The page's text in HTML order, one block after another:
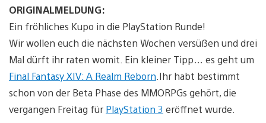
ORIGINALMELDUNG:
Ein fröhliches Kupo in die PlayStation Runde!
Wir wollen euch die nächsten Wochen versüßen und drei
Mal dürft ihr raten womit. Ein kleiner Tipp… es geht um
Final Fantasy XIV: A Realm Reborn .Ihr habt bestimmt
schon von der Beta Phase des MMORPGs gehört, die
vergangen Freitag für PlayStation 3 eröffnet wurde.